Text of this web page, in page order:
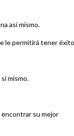
así mismo.
le permitirá tener
mismo.
encontrar su mejor